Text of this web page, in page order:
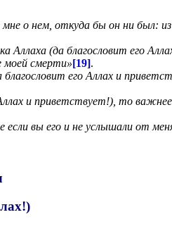
мне о нем, откуда бы он ни
Аллаха (да благословит его
моей смерти»[19].
его Аллах и
и приветствует!), то важнее
вы его и не услышали от